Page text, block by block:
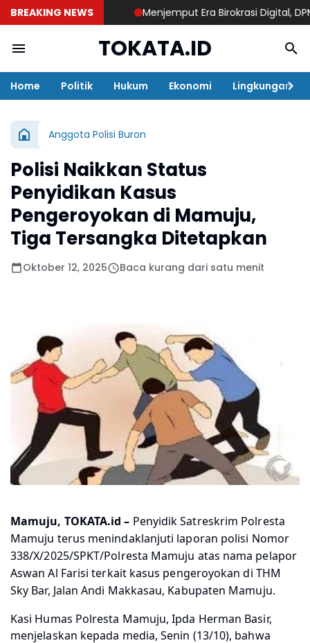
BREAKING NEWS Menjemput Era Birokrasi Digital,
TOKATA.ID
Home Politik Hukum Ekonomi Lingkungan
Anggota Polisi Buron
Polisi Naikkan Status
Penyidikan Kasus
Pengeroyokan di Mamuju,
Tiga Tersangka Ditetapkan
Oktober 12, 2025 Baca kurang dari satu menit
Mamuju, TOKATA.id – Penyidik Satreskrim Polresta
Mamuju terus menindaklanjuti laporan polisi Nomor
338/X/2025/SPKT/Polresta Mamuju atas nama pelapor
Aswan Al Farisi terkait kasus pengeroyokan di THM
Sky Bar, Jalan Andi Makkasau, Kabupaten Mamuju.
Kasi Humas Polresta Mamuju, Ipda Herman Basir,
menjelaskan kepada media, Senin (13/10), bahwa